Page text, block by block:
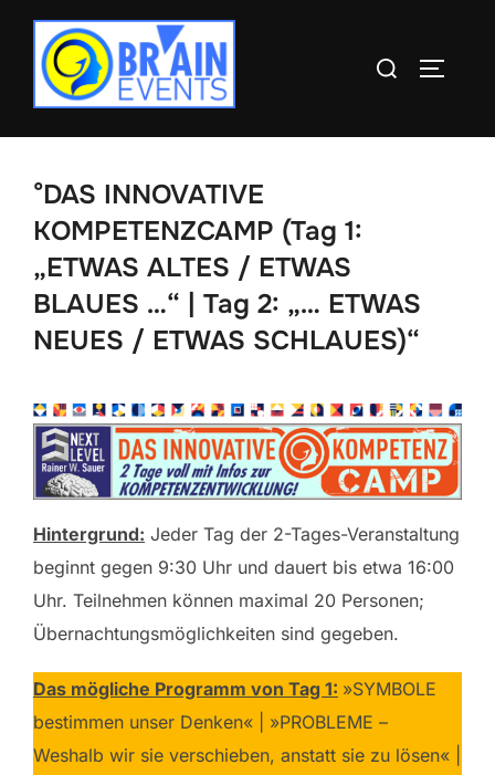
Zum
springen
Suchen
°DAS INNOVATIVE
KOMPETENZCAMP (Tag 1:
„ETWAS ALTES / ETWAS
BLAUES …“ | Tag 2: „… ETWAS
NEUES / ETWAS SCHLAUES)“
Hintergrund: Jeder Tag der 2-Tages-Veranstaltung
beginnt gegen 9:30 Uhr und dauert bis etwa 16:00
Uhr. Teilnehmen können maximal 20 Personen;
Übernachtungsmöglichkeiten sind gegeben.
Das mögliche Programm von Tag 1: »SYMBOLE
bestimmen unser Denken« | »PROBLEME –
Weshalb wir sie verschieben, anstatt sie zu lösen« |